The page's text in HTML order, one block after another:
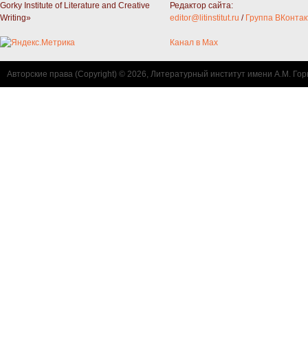
Gorky Institute of Literature and Creative
Writing»
Редактор сайта:
editor@litinstitut.ru / Группа
Канал в Max
Авторские права (Copyright) © 2026, Литературный институт имени А.М.